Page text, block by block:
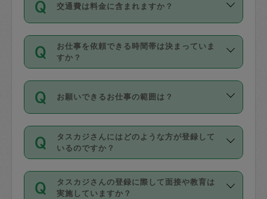
を行う際にご入力ください。プロフィー
ル登録時にはご入力いただかなくても大
丈夫です。
デビットカード・プリペイドカード（Vプ
リカ、au WALLETなど）は支払にはご利
銀行振込や現金払いも対応していませ
なお、タスカジさんの交通費も、依頼料
金のご請求と合わせてお支払いとなりま
動計算で表示されます。
隔週）」があり、「定期」の依頼は「ス
ポット」よりお得な料金でご利用できま
す。
定期の最低利用回数は設けていない代わ
りに、一定数を超えたキャンセルは有償
（例：毎週定期の場合は３回以上のキャ
ンセルが有償（1200円、隔週定期の場合
は２回以上のキャンセルが有償（1200
交通費は料金に含まれますか？
交通費は依頼料金とは別途発生し、依頼
料金のご請求と合わせてお支払いとなり
ます。交通費の金額は「依頼の詳細」に
お仕事を依頼できる時間帯は決まっていま
すか？
時間帯は3種類あります。いずれも１回あ
たり３時間です。
・ＡＭ ９時～１２時
・ＰＭ １３時～１６時
・夜 １８時～２１時
開始時間を２時間前後変更することが可
お願いできるお仕事の範囲は？
掃除、整理収納、洗濯、買い物、料理、
作り置きです。タスカジさんによってで
きる仕事の範囲が異なりますので、依頼
する前にタスカジさんのプロフィールで
確認してください。
タスカジさんにはどのような方が登録して
いるのですか？
主婦として長年の家事経験をお持ちの
方、栄養士・調理師といった資格者で保
タスカジさんの登録に際して面接や教育は
実施していますか？